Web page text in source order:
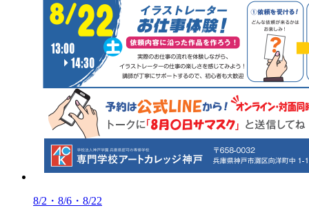
8/2・8/6・8/22